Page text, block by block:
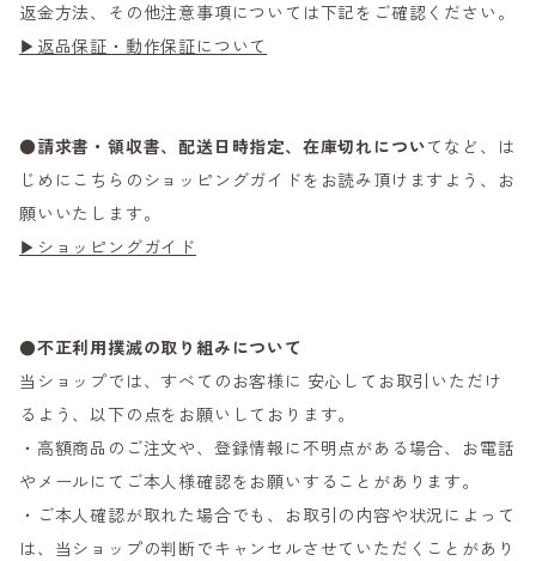
返金方法、その他注意事項については下記をご確認ください。
▶返品保証・動作保証について
●請求書・領収書、配送日時指定、在庫切れについてなど、は
じめにこちらのショッピングガイドをお読み頂けますよう、お
願いいたします。
▶ショッピングガイド
●不正利用撲滅の取り組みについて
当ショップでは、すべてのお客様に 安心してお取引いただけ
るよう、以下の点をお願いしております。
・高額商品のご注文や、登録情報に不明点がある場合、お電話
やメールにてご本人様確認をお願いすることがあります。
・ご本人確認が取れた場合でも、お取引の内容や状況によって
は、当ショップの判断でキャンセルさせていただくことがあり